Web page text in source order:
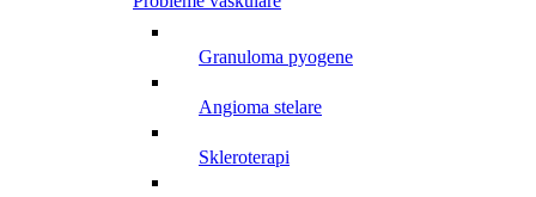
granuloma pyogene
angioma stelare
skleroterapi